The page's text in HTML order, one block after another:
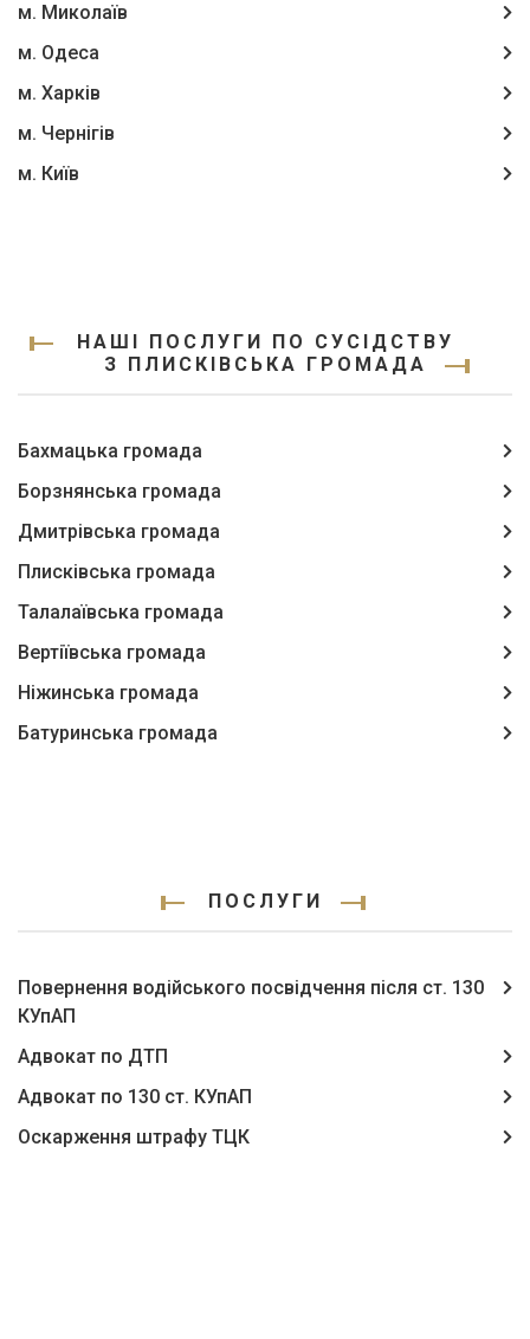
м. Миколаїв
м. Одеса
м. Харків
м. Чернігів
м. Київ
НАШІ ПОСЛУГИ ПО СУСІДСТВУ
З ПЛИСКІВСЬКА ГРОМАДА
Бахмацька громада
Борзнянська громада
Дмитрівська громада
Плисківська громада
Талалаївська громада
Вертіївська громада
Ніжинська громада
Батуринська громада
ПОСЛУГИ
Повернення водійського посвідчення після ст. 130
КУпАП
Адвокат по ДТП
Адвокат по 130 ст. КУпАП
Оскарження штрафу ТЦК